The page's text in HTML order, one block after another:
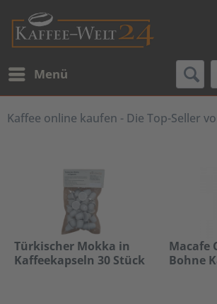
Menü
Türkischer Mokka in
Kaffeekapseln 30 Stück
Kaffee online kaufen - Die Top-Seller
Macafe
Bohne